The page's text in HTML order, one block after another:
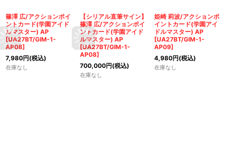
篠澤 広/アクションポイ
ントカード(学園アイド
ルマスター) AP
[UA27BT/GIM-1-
AP08]
7,980円(税込)
在庫なし
【シリアル直筆サイン】
篠澤 広/アクションポイ
ントカード(学園アイド
ルマスター) AP
[UA27BT/GIM-1-
AP08]
700,000円(税込)
在庫なし
姫崎 莉波/アクションポ
イントカード(学園アイ
ドルマスター) AP
[UA27BT/GIM-1-
AP09]
4,980円(税込)
在庫なし